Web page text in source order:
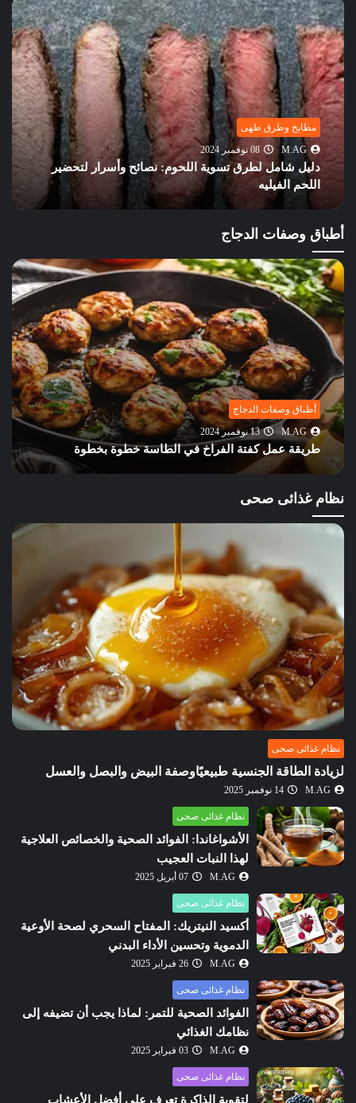
مطابخ وطرق طهى
M.AG
08 نوفمبر 2024
دليل شامل لطرق تسوية اللحوم: نصائح وأسرار لتحضير
اللحم الفيليه
أطباق وصفات الدجاج
أطباق وصفات الدجاج
M.AG
13 نوفمبر 2024
طريقة عمل كفتة الفراخ في الطاسة خطوة بخطوة
نظام غذائى صحى
نظام غذائى صحى
لزيادة الطاقة الجنسية طبيعيًاوصفة البيض والبصل والعسل
M.AG 14 نوفمبر 2025
نظام غذائى صحى
الأشواغاندا: الفوائد الصحية والخصائص العلاجية
لهذا النبات العجيب
M.AG 07 أبريل 2025
نظام غذائى صحى
أكسيد النيتريك: المفتاح السحري لصحة الأوعية
الدموية وتحسين الأداء البدني
M.AG 26 فبراير 2025
نظام غذائى صحى
الفوائد الصحية للتمر: لماذا يجب أن تضيفه إلى
نظامك الغذائي
M.AG 03 فبراير 2025
نظام غذائى صحى
لتقوية الذاكرة تعرف علي أفضل الأعشاب